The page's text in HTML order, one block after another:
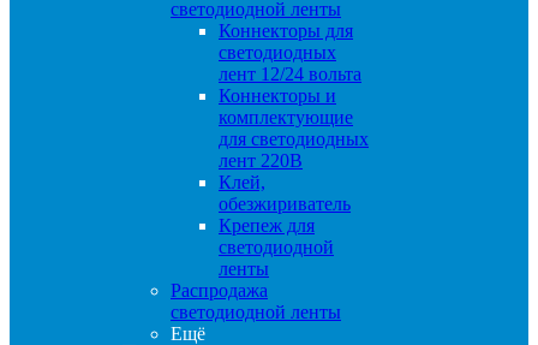
светодиодной ленты
Коннекторы для
светодиодных
лент 12/24 вольта
Коннекторы и
комплектующие
для светодиодных
лент 220В
Клей,
обезжириватель
Крепеж для
светодиодной
ленты
Распродажа
светодиодной ленты
Ещё